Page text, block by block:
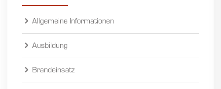
Allgemeine Informationen
Ausbildung
Brandeinsatz